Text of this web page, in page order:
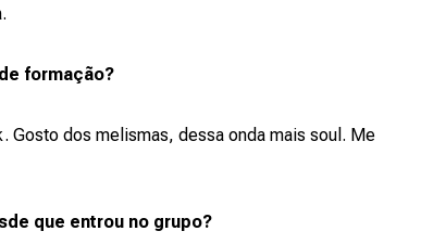
formação?
Gosto dos melismas, dessa onda mais soul. Me
que entrou no grupo?